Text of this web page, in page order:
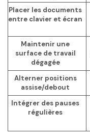
Placer les documents
entre clavier et écran
Maintenir une
surface de travail
dégagée
Alterner positions
assise/debout
Intégrer des pauses
régulières